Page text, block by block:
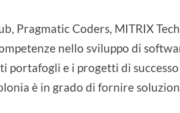
Pragmatic Coders, MITRIX
nello sviluppo di
portafogli e i progetti di
è in grado di fornire